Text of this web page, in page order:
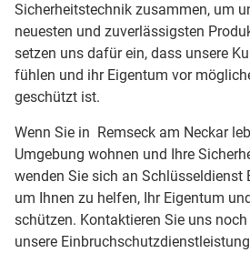
Sicherheitstechnik zusammen, um
neuesten und zuverlässigsten
setzen uns dafür ein, dass unsere
fühlen und ihr Eigentum vor
geschützt ist.
Wenn Sie in Remseck am Neckar
Umgebung wohnen und Ihre
wenden Sie sich an Schlüsseldienst
um Ihnen zu helfen, Ihr Eigentum
schützen. Kontaktieren Sie uns
unsere